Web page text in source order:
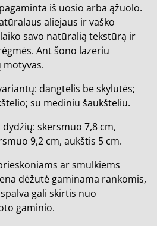
iš uosio arba ąžuolo.
aliejaus ir vaško
savo natūralią tekstūrą ir
Ant šono lazeriu
motyvas.
dangtelis be skylutės;
su mediniu šaukšteliu.
skersmuo 7,8 cm,
9,2 cm, aukštis 5 cm.
ar smulkiems
dėžutė gaminama rankomis,
gali skirtis nuo
gaminio.